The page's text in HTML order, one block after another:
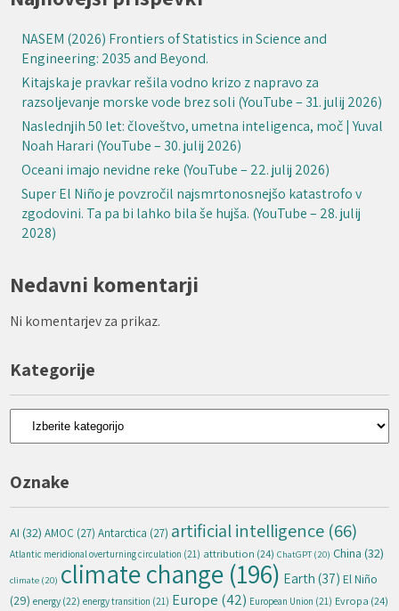
NASEM (2026) Frontiers of Statistics in Science and
Engineering: 2035 and Beyond.
Kitajska je pravkar rešila vodno krizo z napravo za
razsoljevanje morske vode brez soli (YouTube – 31. julij 2026)
Naslednjih 50 let: človeštvo, umetna inteligenca, moč | Yuval
Noah Harari (YouTube – 30. julij 2026)
Oceani imajo nevidne reke (YouTube – 22. julij 2026)
Super El Niño je povzročil najsmrtonosnejšo katastrofo v
zgodovini. Ta pa bi lahko bila še hujša. (YouTube – 28. julij
2028)
Nedavni komentarji
Ni komentarjev za prikaz.
Kategorije
Kategorije
Oznake
AI (32) AMOC (27) Antarctica (27) artificial intelligence (66)
Atlantic meridional overturning circulation (21) attribution (24) ChatGPT (20) China (32)
climate (20) climate change (196) Earth (37) El Niño
(29) energy (22) energy transition (21) Europe (42) European Union (21) Evropa (24)